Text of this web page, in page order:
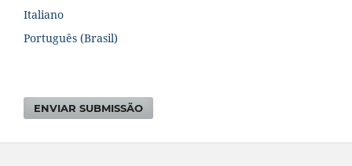
Italiano
Português (Brasil)
ENVIAR SUBMISSÃO